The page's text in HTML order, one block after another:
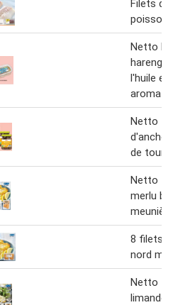
Filets du
Netto
harengs
l'huile et
Netto
de
Netto
merlu
8 filets
nord
Netto
limande